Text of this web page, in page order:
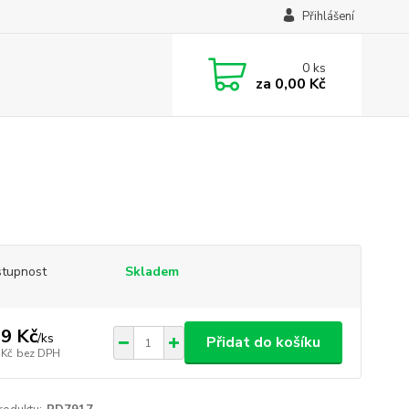
Přihlášení
0ks
za 0,00 Kč
Skladem
Kč/ks
bez DPH
Přidat do košíku